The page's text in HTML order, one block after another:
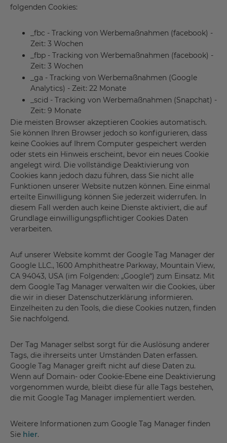
folgenden Cookies:
_fbc - Tracking von Werbemaßnahmen (facebook) -
Zeit: 3 Wochen
_fbp - Tracking von Werbemaßnahmen (facebook) -
Zeit: 3 Wochen
_ga - Tracking von Werbemaßnahmen (Google
Analytics) - Zeit: 22 Monate
_scid - Tracking von Werbemaßnahmen (Snapchat) -
Zeit: 9 Monate
Die meisten Browser akzeptieren Cookies automatisch.
Sie können Ihren Browser jedoch so konfigurieren, dass
keine Cookies auf Ihrem Computer gespeichert werden
oder stets ein Hinweis erscheint, bevor ein neues Cookie
angelegt wird. Die vollständige Deaktivierung von
Cookies kann jedoch dazu führen, dass Sie nicht alle
Funktionen unserer Website nutzen können. Eine einmal
erteilte Einwilligung können Sie jederzeit widerrufen. In
diesem Fall werden auch keine Dienste aktiviert, die auf
Grundlage einwilligungspflichtiger Cookies Daten
verarbeiten.
Auf unserer Website kommt der Google Tag Manager der
Google LLC., 1600 Amphitheatre Parkway, Mountain View,
CA 94043, USA (im Folgenden: „Google“) zum Einsatz. Mit
dem Google Tag Manager verwalten wir die Cookies, über
die wir in dieser Datenschutzerklärung informieren.
Einzelheiten zu den Tools, die diese Cookies nutzen, finden
Sie nachfolgend.
Der Tag Manager selbst sorgt für die Auslösung anderer
Tags, die ihrerseits unter Umständen Daten erfassen.
Google Tag Manager greift nicht auf diese Daten zu.
Wenn auf Domain- oder Cookie-Ebene eine Deaktivierung
vorgenommen wurde, bleibt diese für alle Tags bestehen,
die mit Google Tag Manager implementiert werden.
Weitere Informationen zum Google Tag Manager finden
Sie hier.